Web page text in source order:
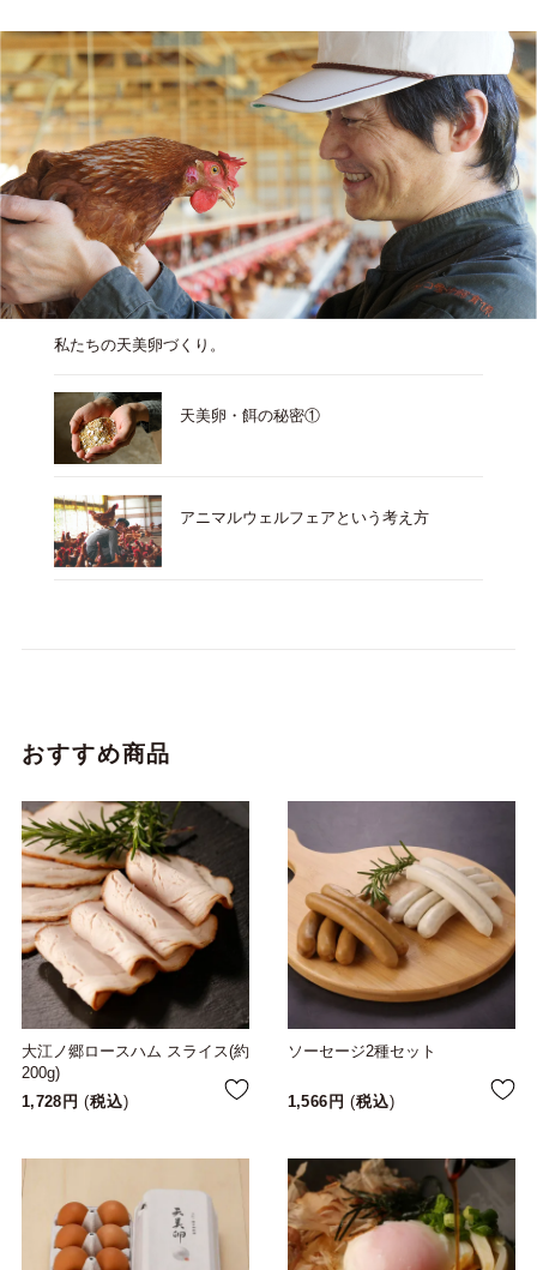
私たちの天美卵づくり。
天美卵・餌の秘密①
アニマルウェルフェアという考え方
おすすめ商品
大江ノ郷ロースハム スライス(約
200g)
1,728
税込
ソーセージ2種セット
1,566 税込